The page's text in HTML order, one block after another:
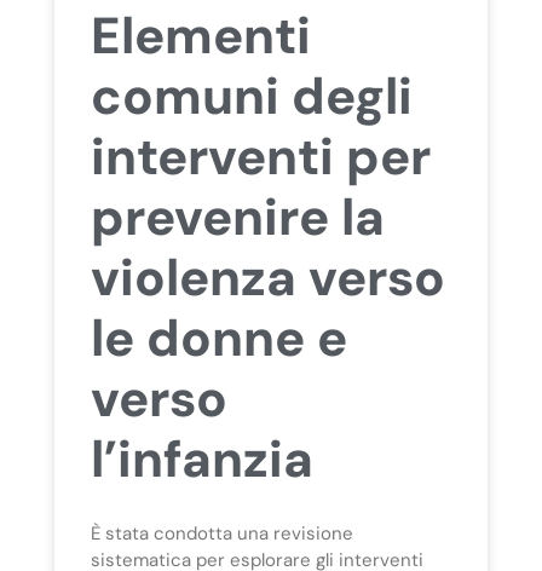
Elementi
comuni degli
interventi per
prevenire la
violenza verso
le donne e
verso
l’infanzia
È stata condotta una revisione
sistematica per esplorare gli interventi